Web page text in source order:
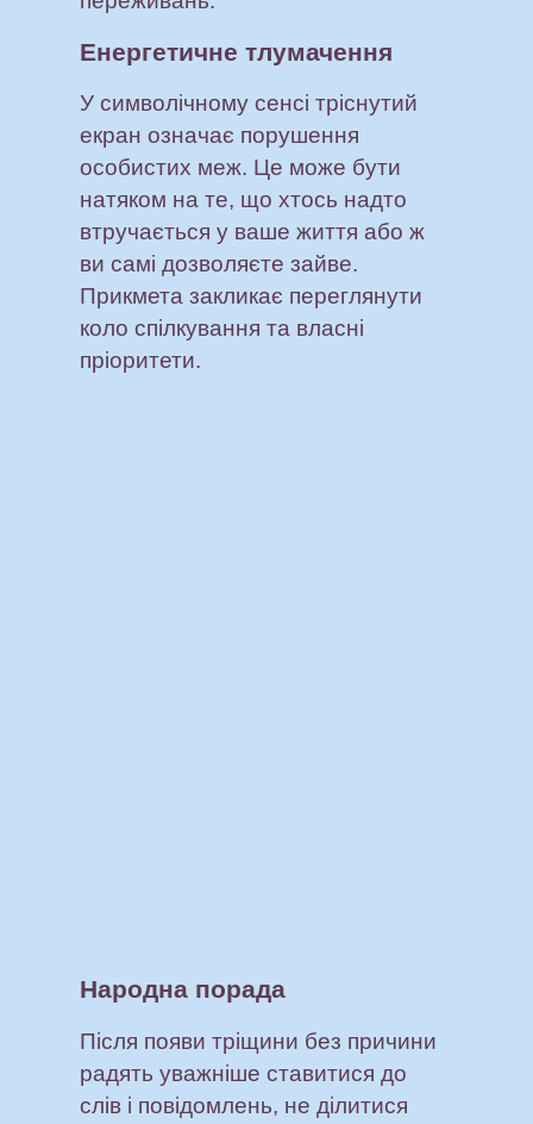
Енергетичне тлумачення
У символічному сенсі тріснутий
екран означає порушення
особистих меж. Це може бути
натяком на те, що хтось надто
втручається у ваше життя або ж
ви самі дозволяєте зайве.
Прикмета закликає переглянути
коло спілкування та власні
пріоритети.
Народна порада
Після появи тріщини без причини
радять уважніше ставитися до
слів і повідомлень, не ділитися